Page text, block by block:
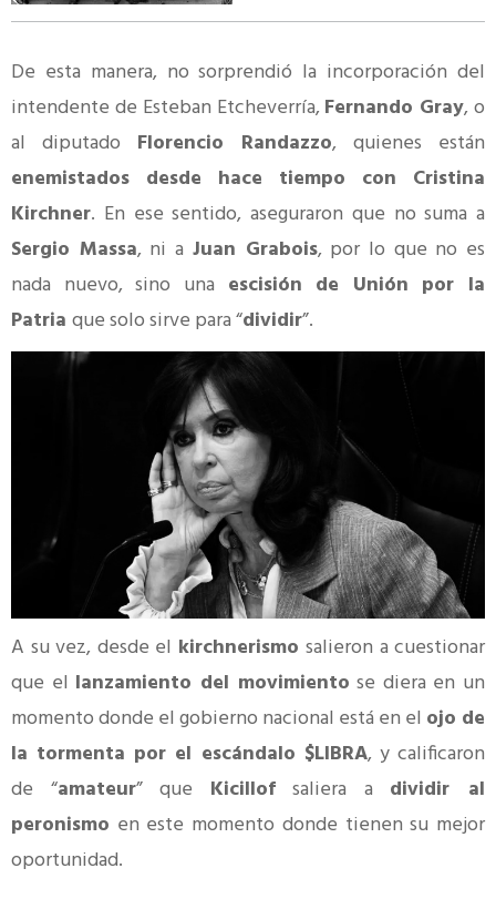
De esta manera, no sorprendió la incorporación del
intendente de Esteban Etcheverría, Fernando Gray, o
al diputado Florencio Randazzo, quienes están
enemistados desde hace tiempo con Cristina
Kirchner. En ese sentido, aseguraron que no suma a
Sergio Massa, ni a Juan Grabois, por lo que no es
nada nuevo, sino una escisión de Unión por la
Patria que solo sirve para “dividir”.
A su vez, desde el kirchnerismo salieron a cuestionar
que el lanzamiento del movimiento se diera en un
momento donde el gobierno nacional está en el ojo de
la tormenta por el escándalo $LIBRA, y calificaron
de “amateur” que Kicillofsaliera a dividir al
peronismo en este momento donde tienen su mejor
oportunidad.